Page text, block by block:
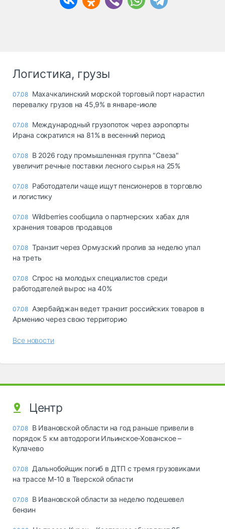
Логистика, грузы
07.08 Махачкалинский морской торговый порт нарастил
перевалку грузов на 45,9% в январе-июле
07.08 Международный грузопоток через аэропорты
Ирана сократился на 81% в весенний период
07.08 В 2026 году промышленная группа "Свеза"
увеличит речные поставки лесного сырья на 25%
07.08 Работодатели чаще ищут пенсионеров в торговлю
и логистику
07.08 Wildberries сообщила о партнерских хабах для
хранения товаров продавцов
07.08 Транзит через Ормузский пролив за неделю упал
на треть
07.08 Спрос на молодых специалистов среди
работодателей вырос на 40%
07.08 Азербайджан ведет транзит российских товаров в
Армению через свою территорию
Все новости
Центр
07.08 В Ивановской области на год раньше привели в
порядок 5 км автодороги Ильинское-Хованское –
Кулачево
07.08 Дальнобойщик погиб в ДТП с тремя грузовиками
на трассе М-10 в Тверской области
07.08 В Ивановской области за неделю подешевел
бензин